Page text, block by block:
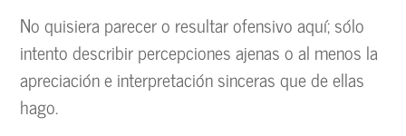
No quisiera parecer o resultar ofensivo aquí; sólo
intento describir percepciones ajenas o al menos la
apreciación e interpretación sinceras que de ellas
hago.